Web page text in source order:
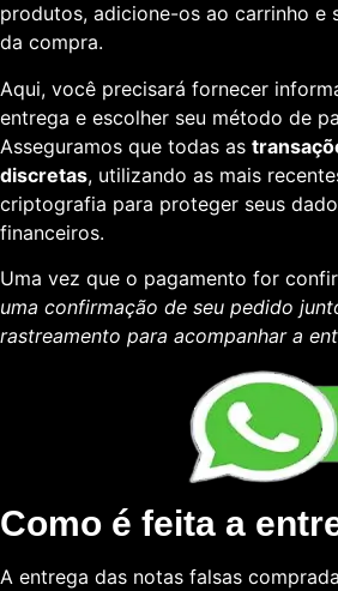
produtos, adicione-os ao carrinho e
da compra.
Aqui, você precisará fornecer
entrega e escolher seu método de
Asseguramos que todas as
discretas, utilizando as mais
criptografia para proteger seus
financeiros.
Uma vez que o pagamento for
uma confirmação de seu pedido
rastreamento para acompanhar a
Como é feita a
A entrega das notas falsas